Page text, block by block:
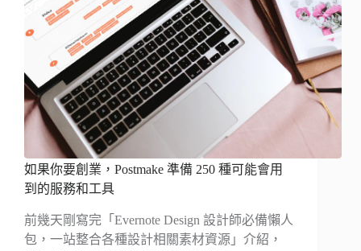
如果你要創業，Postmake 準備 250 種可能會用
到的服務和工具
前幾天剛寫完「Evernote Design 設計師必備懶人
包，一站整合各種設計相關素材資源」介紹，